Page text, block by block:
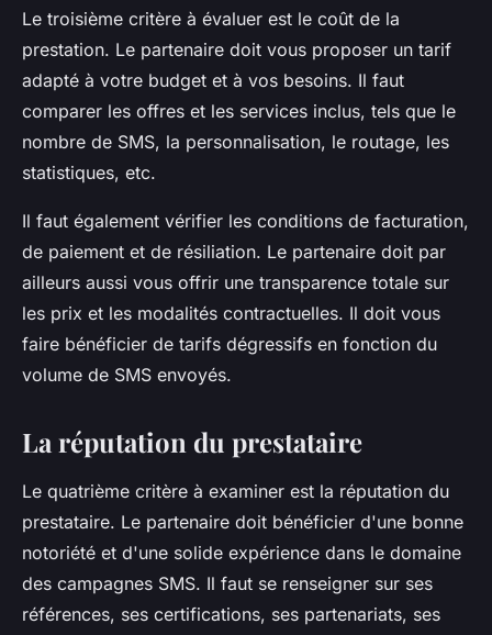
Le troisième critère à évaluer est le coût de la
prestation. Le partenaire doit vous proposer un tarif
adapté à votre budget et à vos besoins. Il faut
comparer les offres et les services inclus, tels que le
nombre de SMS, la personnalisation, le routage, les
statistiques, etc.
Il faut également vérifier les conditions de facturation,
de paiement et de résiliation. Le partenaire doit par
ailleurs aussi vous offrir une transparence totale sur
les prix et les modalités contractuelles. Il doit vous
faire bénéficier de tarifs dégressifs en fonction du
volume de SMS envoyés.
La réputation du prestataire
Le quatrième critère à examiner est la réputation du
prestataire. Le partenaire doit bénéficier d'une bonne
notoriété et d'une solide expérience dans le domaine
des campagnes SMS. Il faut se renseigner sur ses
références, ses certifications, ses partenariats, ses